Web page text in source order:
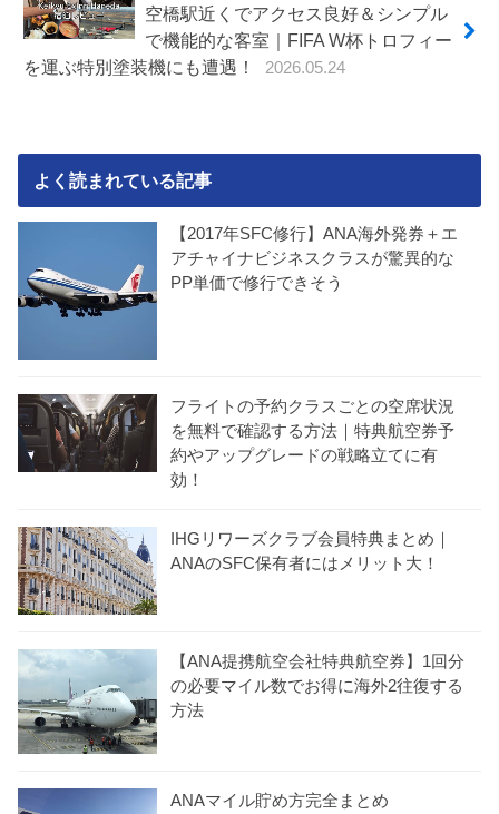
空橋駅近くでアクセス良好＆シンプル
で機能的な客室｜FIFA W杯トロフィー
を運ぶ特別塗装機にも遭遇！
2026.05.24
よく読まれている記事
【2017年SFC修行】ANA海外発券＋エ
アチャイナビジネスクラスが驚異的な
PP単価で修行できそう
フライトの予約クラスごとの空席状況
を無料で確認する方法｜特典航空券予
約やアップグレードの戦略立てに有
効！
IHGリワーズクラブ会員特典まとめ｜
ANAのSFC保有者にはメリット大！
【ANA提携航空会社特典航空券】1回分
の必要マイル数でお得に海外2往復する
方法
ANAマイル貯め方完全まとめ